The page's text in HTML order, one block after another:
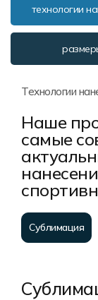
технологии
Технологии
Наше
самые
Сублимация